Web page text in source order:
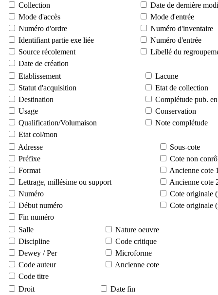
Collection
Date de dernière
Mode d'accès
Mode d'entrée
Numéro d'ordre
Numéro d'inventaire
Identifiant partie exe liée
Numéro d'entrée
Source récolement
Libellé du
Date de création
Etablissement
Lacune
Statut d'acquisition
Etat de collection
Destination
Complétude pub.
Usage
Conservation
Qualification/Volumaison
Note complétude
Etat col/mon
Adresse
Sous-cote
Préfixe
Cote non
Format
Ancienne cote
Lettrage, millésime ou support
Ancienne cote
Numéro
Cote originale
Début numéro
Cote originale
Fin numéro
Salle
Nature oeuvre
Discipline
Code critique
Dewey / Per
Microforme
Code auteur
Ancienne cote
Code titre
Droit
Date fin